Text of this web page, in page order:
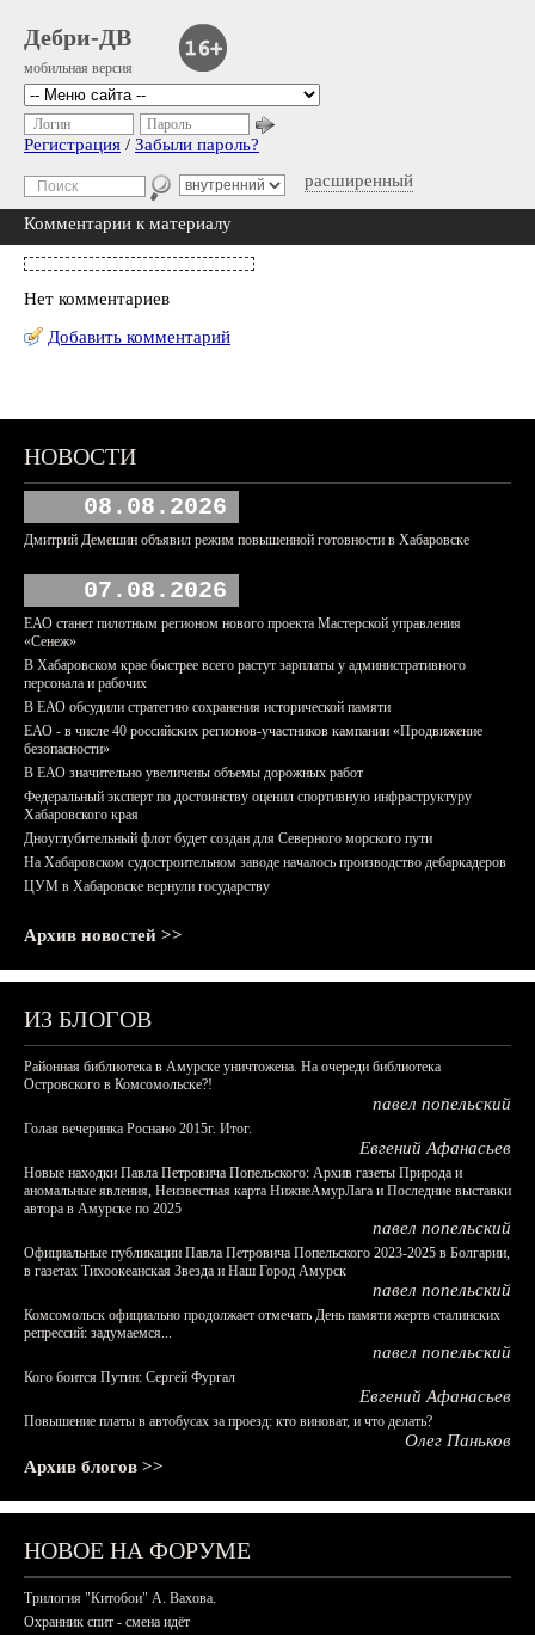
Дебри-ДВ
мобильная версия
расширенный
Логин Пароль
Регистрация / Забыли пароль?
Комментарии к материалу
Нет комментариев
Добавить комментарий
НОВОСТИ
08.08.2026
Дмитрий Демешин объявил режим повышенной готовности в Хабаровске
07.08.2026
ЕАО станет пилотным регионом нового проекта Мастерской управления
«Сенеж»
В Хабаровском крае быстрее всего растут зарплаты у административного
персонала и рабочих
В ЕАО обсудили стратегию сохранения исторической памяти
ЕАО - в числе 40 российских регионов-участников кампании «Продвижение
безопасности»
В ЕАО значительно увеличены объемы дорожных работ
Федеральный эксперт по достоинству оценил спортивную инфраструктуру
Хабаровского края
Дноуглубительный флот будет создан для Северного морского пути
На Хабаровском судостроительном заводе началось производство дебаркадеров
ЦУМ в Хабаровске вернули государству
Архив новостей >>
ИЗ БЛОГОВ
Районная библиотека в Амурске уничтожена. На очереди библиотека
Островского в Комсомольске?!
павел попельский
Голая вечеринка Роснано 2015г. Итог.
Евгений Афанасьев
Новые находки Павла Петровича Попельского: Архив газеты Природа и
аномальные явления, Неизвестная карта НижнеАмурЛага и Последние выставки
автора в Амурске по 2025
павел попельский
Официальные публикации Павла Петровича Попельского 2023-2025 в Болгарии,
в газетах Тихоокеанская Звезда и Наш Город Амурск
павел попельский
Комсомольск официально продолжает отмечать День памяти жертв сталинских
репрессий: задумаемся...
павел попельский
Кого боится Путин: Сергей Фургал
Евгений Афанасьев
Повышение платы в автобусах за проезд: кто виноват, и что делать?
Олег Паньков
Архив блогов >>
НОВОЕ НА ФОРУМЕ
Трилогия "Китобои" А. Вахова.
Охранник спит - смена идёт